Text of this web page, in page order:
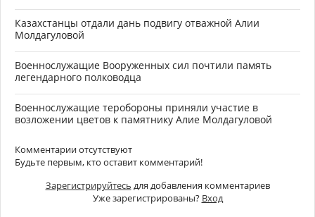
Казахстанцы отдали дань подвигу отважной Алии
Молдагуловой
Военнослужащие Вооруженных сил почтили память
легендарного полководца
Военнослужащие теробороны приняли участие в
возложении цветов к памятнику Алие Молдагуловой
Комментарии отсутствуют
Будьте первым, кто оставит комментарий!
Зарегистрируйтесь для добавления комментариев
Уже зарегистрированы? Вход